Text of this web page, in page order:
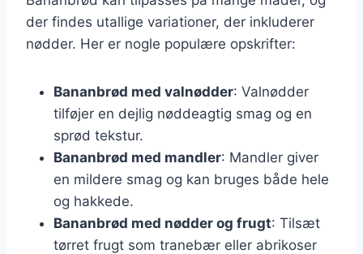
der findes utallige variationer, der inkluderer
nødder. Her er nogle populære opskrifter:
Bananbrød med valnødder: Valnødder
tilføjer en dejlig nøddeagtig smag og en
sprød tekstur.
Bananbrød med mandler: Mandler giver
en mildere smag og kan bruges både hele
og hakkede.
Bananbrød med nødder og frugt: Tilsæt
tørret frugt som tranebær eller abrikoser